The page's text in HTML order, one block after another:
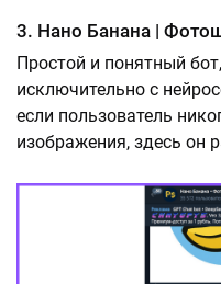
3. Нано Банана |
Простой и понятный
исключительно с
если пользователь
изображения, здесь он